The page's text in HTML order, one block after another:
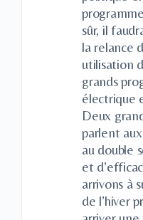
sûr, il
la relance
utilisation
grands
électrique
Deux
parlent
au double
et
arrivons à
de l’hiver